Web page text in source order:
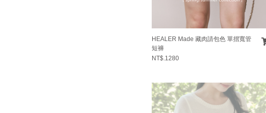
HEALER Made 藏肉請包色 單摺寬管
短褲
NT$.1280